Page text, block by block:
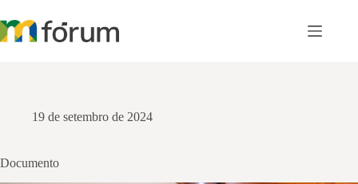
para
o
19 de setembro de 2024
Documento